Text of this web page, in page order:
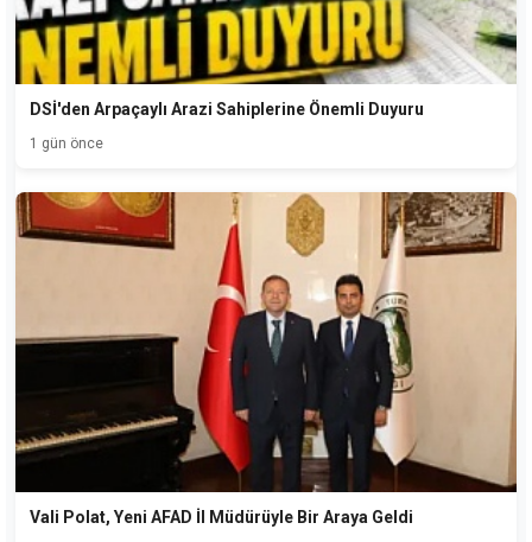
DSİ'den Arpaçaylı Arazi Sahiplerine Önemli Duyuru
1 gün önce
Vali Polat, Yeni AFAD İl Müdürüyle Bir Araya Geldi